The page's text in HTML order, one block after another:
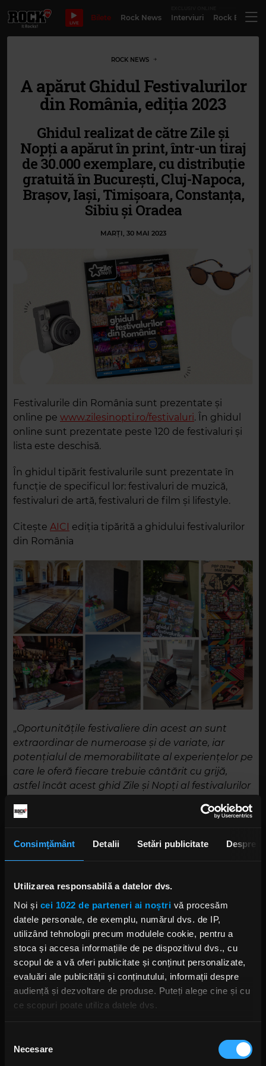
Consimțământ Detalii Setări publicitate Despre
Utilizarea responsabilă a datelor dvs.
Noi și cei 1022 de parteneri ai noștri vă procesăm
datele personale, de exemplu, numărul dvs. de IP,
utilizând tehnologii precum modulele cookie, pentru a
stoca și accesa informațiile de pe dispozitivul dvs., cu
scopul de a vă oferi publicitate și conținut personalizate,
evaluări ale publicității și conținutului, informații despre
audiență și dezvoltare de produse. Puteți alege cine și cu
ce scopuri poate utiliza datele dvs.
Să colectăm informațiile cu privire la locația dvs.
consimțământului
Necesare
LIVE
Bilete Rock News Interviuri Rock
ROCK NEWS
A apărut Ghidul Festivalurilor
din România, ediția 2023
Ghidul realizat de către Zile și
Nopți a apărut în print, într-un tiraj
de 30.000 exemplare, cu distribuție
gratuită în București, Cluj-Napoca,
Brașov, Iași, Timișoara, Constanța,
Sibiu și Oradea
MARȚI, 30 MAI 2023
Festivalurile din România sunt prezentate și
online pe www.zilesinopti.ro/festivaluri. În ghidul
online sunt prezentate peste 120 de festivaluri și
lista este deschisă.
În ghidul tipărit festivalurile sunt prezentate în
funcție de specificul lor: festivaluri de muzică,
festivaluri de artă, festivaluri de film și lifestyle.
Citește AICI ediția tipărită a ghidului festivalurilor
din România
„Oportunităţile festivaliere din acest an sunt
extraordinar de numeroase şi de variate, iar
potenţialul de memorabilitate al experienţelor pe
care le oferă fiecare trebuie cântărit cu grijă,
astfel încât acest ghid Zile şi Nopţi al festivalurilor
evenimentelor înspre care ne îndreptăm pe
Big, publisher Zile și Nopți.
special Zile și Nopți, susținut de radiourile
Zile și Nopți este o platformă de experiențe Pop
Culture, cu apariții în print și online.
GHIDUL FESTIVALURILOR 2023 ZILE SI NOPTI